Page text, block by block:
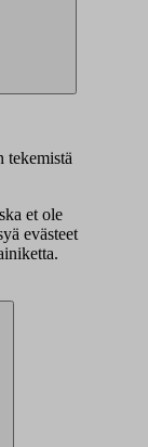
tekemistä
et ole
evästeet